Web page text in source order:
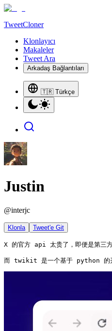
TweetCloner
Klonlayıcı
Makaleler
Tweet Ara
Arkadaş Bağlantıları
🇹🇷 Türkçe
Justin
@interjc
Klonla Tweet'e Git
X 的官方 api 太贵了，即便是第三
而 twikit 是一个基于 python 的开